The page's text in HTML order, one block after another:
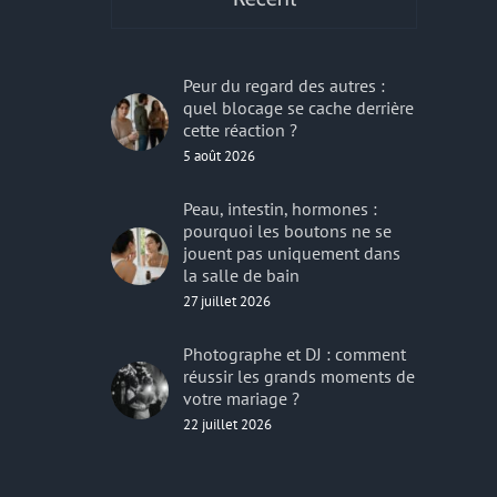
Peur du regard des autres :
quel blocage se cache derrière
cette réaction ?
5 août 2026
Peau, intestin, hormones :
pourquoi les boutons ne se
jouent pas uniquement dans
la salle de bain
27 juillet 2026
Photographe et DJ : comment
réussir les grands moments de
votre mariage ?
22 juillet 2026